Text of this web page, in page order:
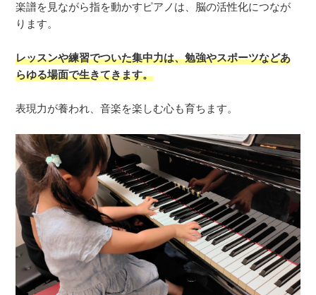
楽譜を見ながら指を動かすピアノは、脳の活性化につなが
ります。
レッスンや練習でついた集中力は、勉強やスポーツなどあ
らゆる場面で生きてきます。
表現力が養われ、音楽を楽しむ心も育ちます。